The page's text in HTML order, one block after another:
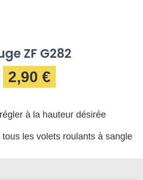
ZF G282
2,90 €
à la hauteur désirée
tous les volets roulants à sangle